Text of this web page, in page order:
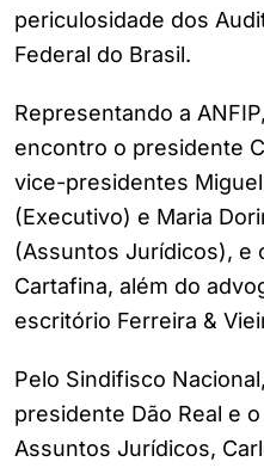
periculosidade dos
Federal do Brasil.
Representando a
encontro o presidente
vice-presidentes
(Executivo) e Maria
(Assuntos Jurídicos), e
Cartafina, além do
escritório Ferreira &
Pelo Sindifisco
presidente Dão Real e
Assuntos Jurídicos,